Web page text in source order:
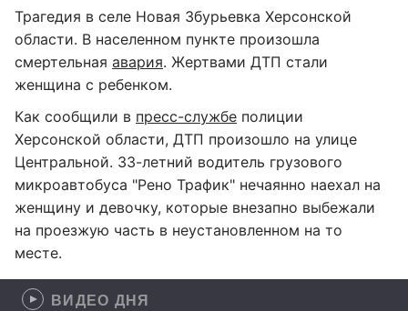
Трагедия в селе Новая Збурьевка Херсонской
области. В населенном пункте произошла
смертельная авария. Жертвами ДТП стали
женщина с ребенком.
Как сообщили в пресс-службе полиции
Херсонской области, ДТП произошло на улице
Центральной. 33-летний водитель грузового
микроавтобуса "Рено Трафик" нечаянно наехал на
женщину и девочку, которые внезапно выбежали
на проезжую часть в неустановленном на то
месте.
ВИДЕО ДНЯ